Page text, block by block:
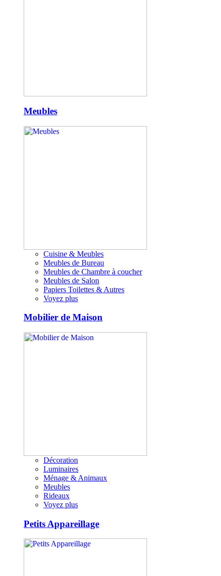
Meubles
Cuisine & Meubles
Meubles de Bureau
Meubles de Chambre à coucher
Meubles de Salon
Papiers Toilettes & Autres
Voyez plus
Mobilier de Maison
Décoration
Luminaires
Ménage & Animaux
Meubles
Rideaux
Voyez plus
Petits Appareillage